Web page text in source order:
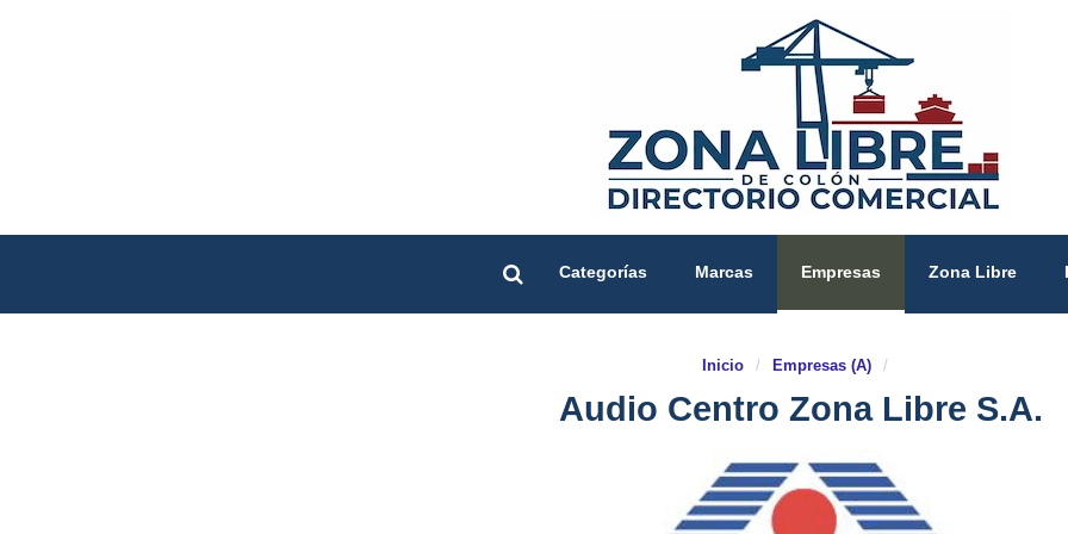
Categorías Marcas Empresas Zona Libre
Inicio / Empresas (A) /
Audio Centro Zona Libre S.A.